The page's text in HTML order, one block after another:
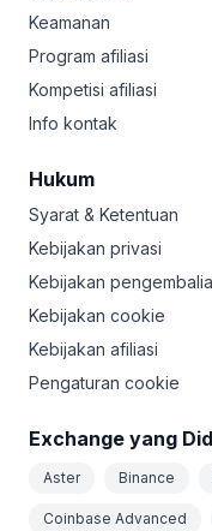
Keamanan
Program afiliasi
Kompetisi afiliasi
Info kontak
Hukum
Syarat & Ketentuan
Kebijakan privasi
Kebijakan
Kebijakan cookie
Kebijakan afiliasi
Pengaturan cookie
Exchange yang
Aster Binance
Coinbase Advanced